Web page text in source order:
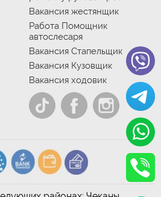
Вакансия жестянщик
Работа Помощник
автослесаря
Вакансия Стапельщик
Вакансия Кузовщик
Вакансия ходовик